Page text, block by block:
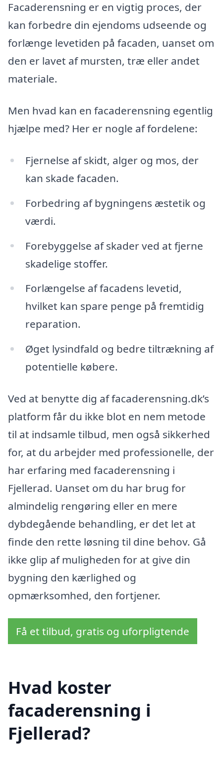
Facaderensning er en vigtig proces, der
kan forbedre din ejendoms udseende og
forlænge levetiden på facaden, uanset om
den er lavet af mursten, træ eller andet
materiale.
Men hvad kan en facaderensning egentlig
hjælpe med? Her er nogle af fordelene:
Fjernelse af skidt, alger og mos, der
kan skade facaden.
Forbedring af bygningens æstetik og
værdi.
Forebyggelse af skader ved at fjerne
skadelige stoffer.
Forlængelse af facadens levetid,
hvilket kan spare penge på fremtidig
reparation.
Øget lysindfald og bedre tiltrækning af
potentielle købere.
Ved at benytte dig af facaderensning.dk’s
platform får du ikke blot en nem metode
til at indsamle tilbud, men også sikkerhed
for, at du arbejder med professionelle, der
har erfaring med facaderensning i
Fjellerad. Uanset om du har brug for
almindelig rengøring eller en mere
dybdegående behandling, er det let at
finde den rette løsning til dine behov. Gå
ikke glip af muligheden for at give din
bygning den kærlighed og
opmærksomhed, den fortjener.
Få et tilbud, gratis og uforpligtende
Hvad koster
facaderensning i
Fjellerad?